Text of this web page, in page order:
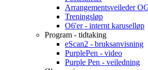
Arrangementsveileder
Treningsløp
O6'er - internt karuselløp
Program - tidtaking
eScan2 - bruksanvisning
PurplePen - video
Purple Pen - veiledning